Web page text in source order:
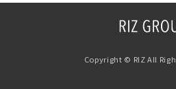
Copyright © RIZ All